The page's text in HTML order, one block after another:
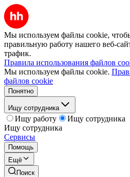
Мы используем файлы cookie,
правильную работу нашего веб-
трафик.
Правила использования файлов
Мы используем файлы cookie.
файлов cookie
Понятно
Ищу сотрудника
Ищу работу
Ищу сотрудника
Ищу сотрудника
Сервисы
Помощь
Ещё
Поиск